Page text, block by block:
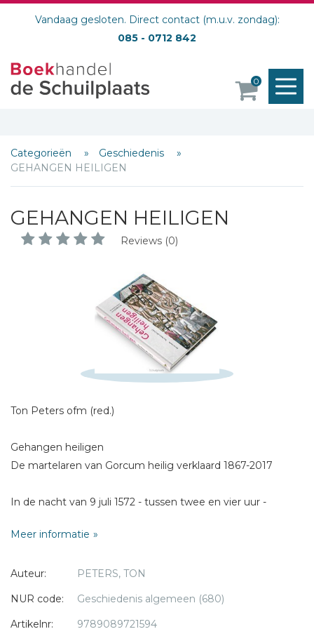
Vandaag gesloten. Direct contact (m.u.v. zondag):
085 - 0712 842
0
Categorieën
Geschiedenis
GEHANGEN HEILIGEN
GEHANGEN HEILIGEN
Reviews (0)
Ton Peters ofm (red.)
Gehangen heiligen
De martelaren van Gorcum heilig verklaard 1867-2017
In de nacht van 9 juli 1572 - tussen twee en vier uur -
buiten Brielle. Wie zijn zij? De dramatische gebeurtenissen
spot en bedreigingen - twee weken lang - doen een
beroep op hun geloof en geweten. Ze worden
Meer informatie
Auteur:
PETERS, TON
NUR code:
Geschiedenis algemeen (680)
Artikelnr:
9789089721594
Schrijf hieronder je review!
E-mail *
* = verplicht